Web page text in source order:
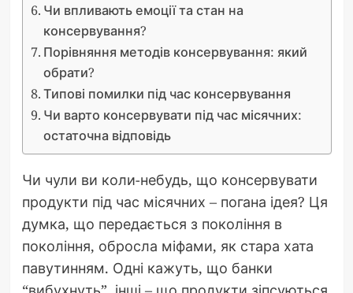
Чи впливають емоції та стан на
консервування?
Порівняння методів консервування: який
обрати?
Типові помилки під час консервування
Чи варто консервувати під час місячних:
остаточна відповідь
Чи чули ви коли-небудь, що консервувати
продукти під час місячних – погана ідея? Ця
думка, що передається з покоління в
покоління, обросла міфами, як стара хата
павутинням. Одні кажуть, що банки